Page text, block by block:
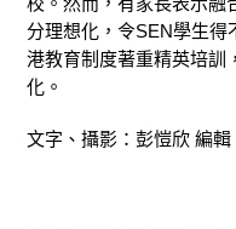
分理想化，令SEN學生得
港教育制度著重精英培訓
化。
文字、攝影：彭愷欣 編